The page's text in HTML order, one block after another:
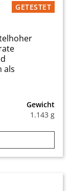
GETESTET
als
Gewicht
1.143 g